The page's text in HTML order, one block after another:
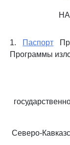
1. Паспорт
Программы
Северо-